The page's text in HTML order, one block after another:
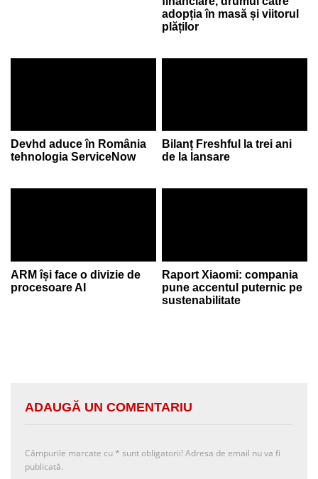
adopția în masă și viitorul
plăților
Devhd aduce în România
tehnologia ServiceNow
Bilanț Freshful la trei ani
de la lansare
ARM își face o divizie de
procesoare AI
Raport Xiaomi: compania
pune accentul puternic pe
sustenabilitate
ADAUGĂ UN COMENTARIU
Câmpurile marcate cu * sunt obligatorii! Adresa de email nu va fi
publicată.